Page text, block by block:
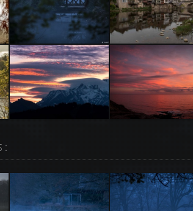
Pont au Parc Tête d’Or Argenton-Sur-Creuse
: